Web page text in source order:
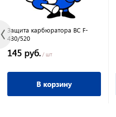
Защита карбюратора ВС F-
430/520
145 руб. / шт
В корзину